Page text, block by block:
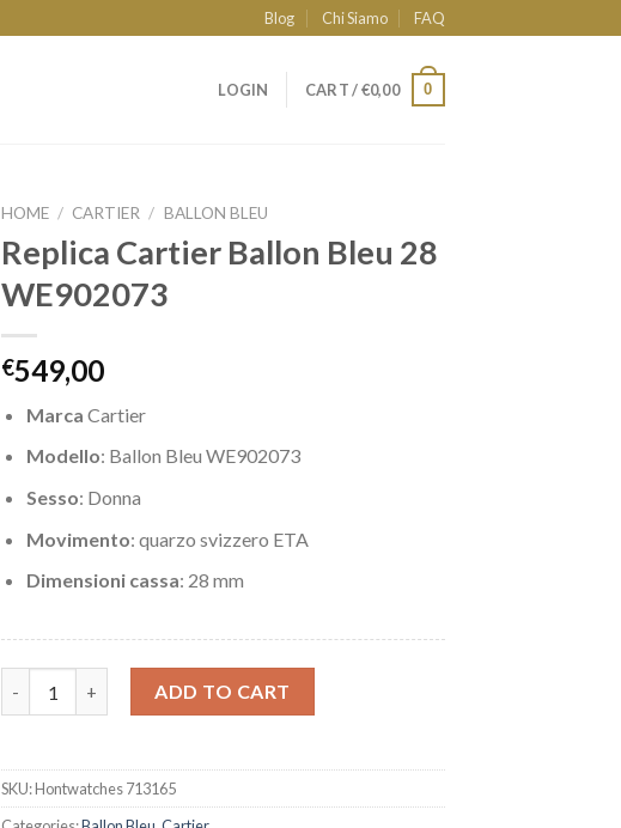
Blog Chi Siamo FAQ
LOGIN CART /€0,00 0
HOME / CARTIER / BALLON BLEU
Replica Cartier Ballon Bleu 28
WE902073
€549,00
MarcaCartier
Modello: Ballon Bleu WE902073
Sesso: Donna
Movimento: quarzo svizzero ETA
Dimensioni cassa: 28 mm
ADD TO CART
SKU:Hontwatches 713165